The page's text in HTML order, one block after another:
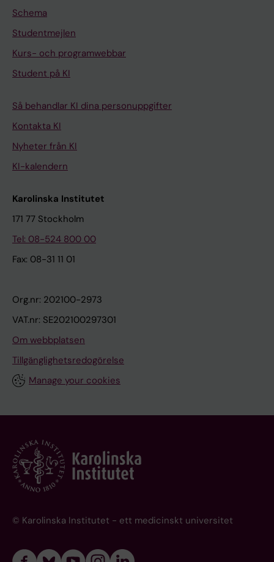
Schema
Studentmejlen
Kurs- och programwebbar
Student på KI
Så behandlar KI dina personuppgifter
Kontakta KI
Nyheter från KI
KI-kalendern
Karolinska Institutet
171 77 Stockholm
Tel: 08-524 800 00
Fax: 08-31 11 01
Org.nr: 202100-2973
VAT.nr: SE202100297301
Om webbplatsen
Tillgänglighetsredogörelse
Manage your cookies
© Karolinska Institutet - ett medicinskt universitet